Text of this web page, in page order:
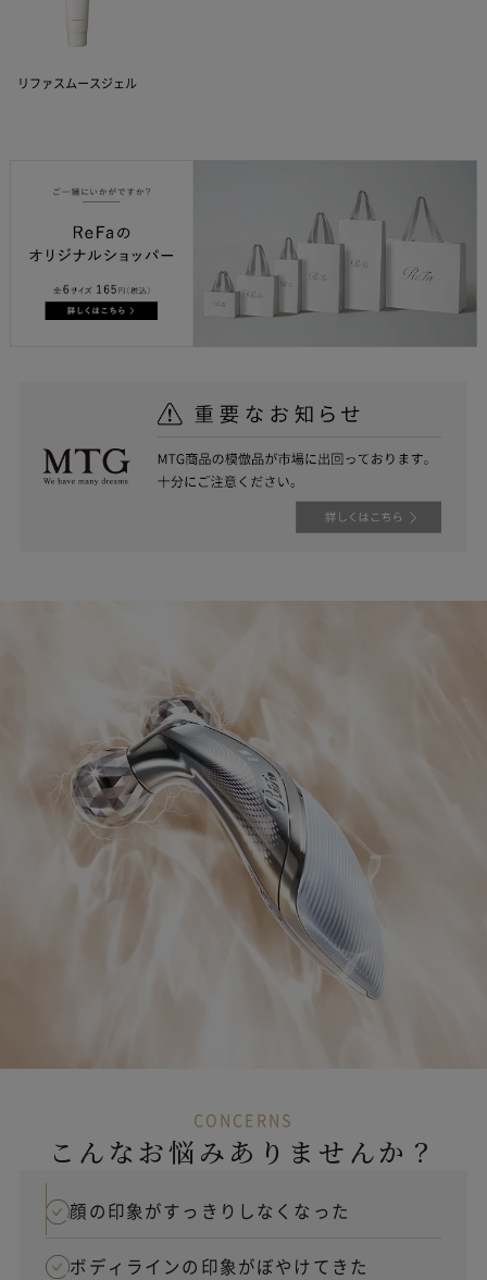
リファスムースジェル
CONCERNS
こんなお悩みありませんか？
顔の印象がすっきりしなくなった
ボディラインの印象がぼやけてきた